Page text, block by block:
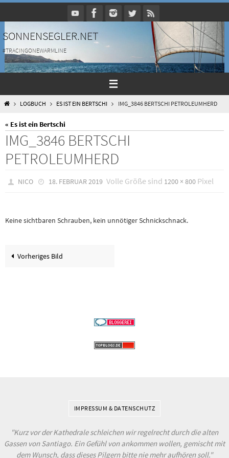
Inhalt
springen
SONNENSEGLER.NET
#TRACINGONEWARMLINE
HOMELOGBUCH ES IST EIN BERTSCHI IMG_3846 BERTSCHI PETROLEUMHERD
« Es ist ein Bertschi
IMG_3846 BERTSCHI
PETROLEUMHERD
NICO 18. FEBRUAR 2019 Volle Größe sind 1200 × 800Pixel
Keine sichtbaren Schrauben, kein unnötiger Schnickschnack.
Vorheriges Bild
IMPRESSUM & DATENSCHUTZ
"Kurz vor der Kathedrale schleichen wir regelrecht durch die alten
Gassen von Santiago. Ein Gefühl von ankommen wollen, gemischt mit
dem Wunsch, dass dieses Pilgern bitte nie mehr aufhören soll."